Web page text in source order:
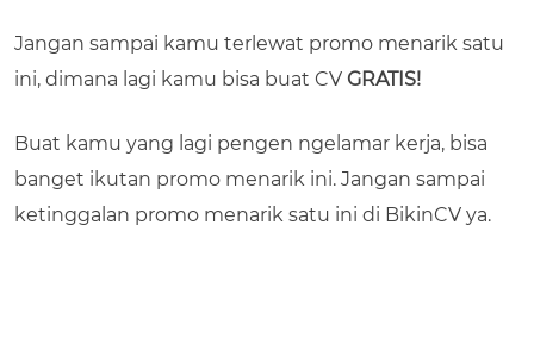
Jangan sampai kamu terlewat promo menarik satu
ini, dimana lagi kamu bisa buat CV GRATIS!
Buat kamu yang lagi pengen ngelamar kerja, bisa
banget ikutan promo menarik ini. Jangan sampai
ketinggalan promo menarik satu ini di BikinCV ya.